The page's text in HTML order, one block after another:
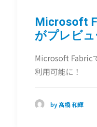
Microsoft
がプレビュ
Microsoft Fabric
利用可能に！
by 髙橋 和輝